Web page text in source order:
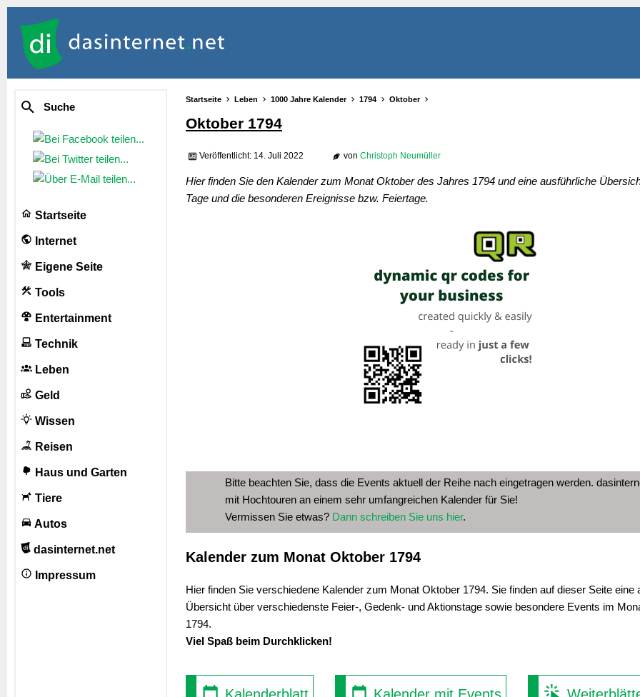
Suche
Startseite
Internet
Eigene Seite
Tools
Entertainment
Technik
Leben
Geld
Wissen
Reisen
Haus und Garten
Tiere
Autos
dasinternet.net
Impressum
Startseite Leben 1000 Jahre Kalender 1794 Oktober
Oktober 1794
Veröffentlicht: 14. Juli 2022 von Christoph Neumüller
Hier finden Sie den Kalender zum Monat Oktober des Jahres 1794 und eine ausführliche
Tage und die besonderen Ereignisse bzw. Feiertage.
Bitte beachten Sie, dass die Events aktuell der Reihe nach eingetragen werden.
mit Hochtouren an einem sehr umfangreichen Kalender für Sie!
Vermissen Sie etwas? Dann schreiben Sie uns hier.
Kalender zum Monat Oktober 1794
Hier finden Sie verschiedene Kalender zum Monat Oktober 1794. Sie finden auf dieser Seite eine
Übersicht über verschiedenste Feier-, Gedenk- und Aktionstage sowie besondere Events im
1794.
Viel Spaß beim Durchklicken!